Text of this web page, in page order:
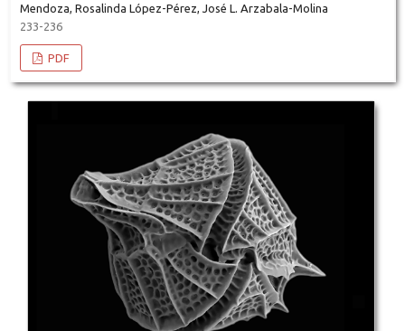
Mendoza, Rosalinda López-Pérez, José L. Arzabala-Molina
233-236
PDF